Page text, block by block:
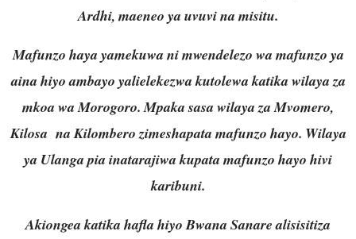
Ardhi, maeneo ya uvuvi na misitu.
Mafunzo haya yamekuwa ni mwendelezo wa mafunzo ya
aina hiyo ambayo yalielekezwa kutolewa katika wilaya za
mkoa wa Morogoro. Mpaka sasa wilaya za Mvomero,
Kilosa na Kilombero zimeshapata mafunzo hayo. Wilaya
ya Ulanga pia inatarajiwa kupata mafunzo hayo hivi
karibuni.
Akiongea katika hafla hiyo Bwana Sanare alisisitiza